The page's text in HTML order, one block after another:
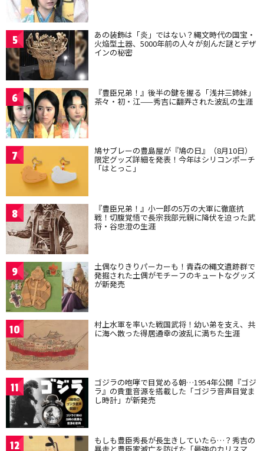
5 あの装飾は「炎」ではない？縄文時代の国宝・
火焔型土器、5000年前の人々が刻んだ謎とデザ
インの秘密
6 『豊臣兄弟！』後半の鍵を握る「浅井三姉妹」
茶々・初・江——秀吉に翻弄された波乱の生涯
7 鳩サブレーの豊島屋が『鳩の日』（8月10日）
限定グッズ詳細を発表！今年はシリコンポーチ
「はとっこ」
8 『豊臣兄弟！』小一郎の5万の大軍に徹底抗
戦！切腹覚悟で長宗我部元親に降伏を迫った武
将・谷忠澄の生涯
9 土偶なりきりパーカーも！青森の縄文遺跡群で
発掘された土偶がモチーフのキュートなグッズ
が新発売
10 村上水軍を率いた戦国武将！幼い弟を支え、共
に海へ散った得居通幸の波乱に満ちた生涯
11 ゴジラの咆哮で目覚める朝…1954年公開『ゴジ
ラ』の貴重音源を搭載した「ゴジラ音声目覚ま
し時計」が新発売
12 もしも豊臣秀長が長生きしていたら…？秀吉の